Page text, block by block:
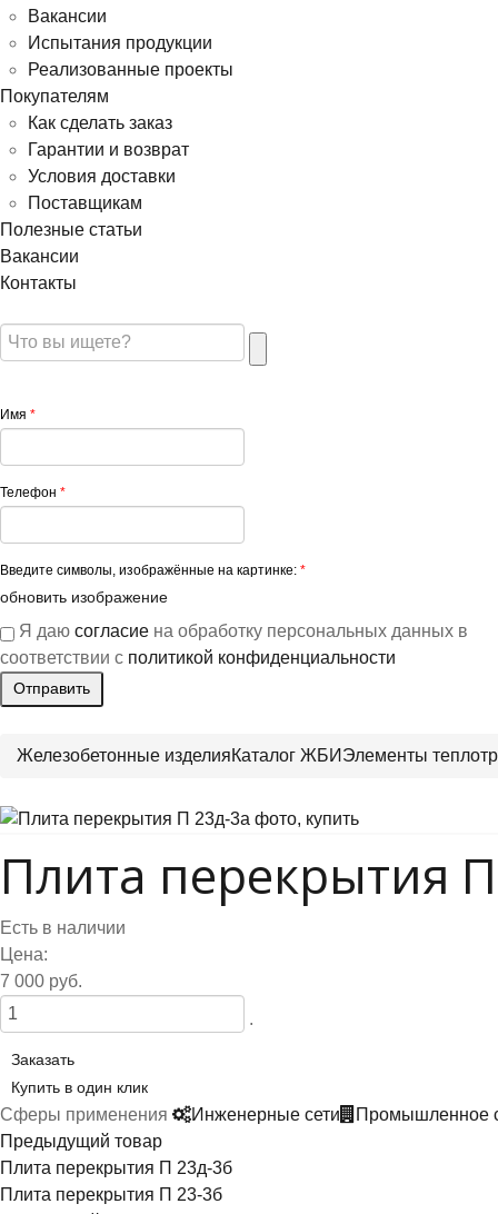
Вакансии
Испытания продукции
Реализованные проекты
Покупателям
Как сделать заказ
Гарантии и возврат
Условия доставки
Поставщикам
Полезные статьи
Вакансии
Контакты
Имя *
Телефон *
Введите символы, изображённые на картинке: *
обновить изображение
Я даю согласие на обработку персональных данных в
соответствии с политикой конфиденциальности
Железобетонные изделияКаталог ЖБИ Элементы
Плита перекрытия
Есть в наличии
Цена:
7 000 руб.
.
Заказать
Купить в один клик
Сферы применения Инженерные сети
Промышленное
Предыдущий товар
Плита перекрытия П 23д-3б
Плита перекрытия П 23-3б